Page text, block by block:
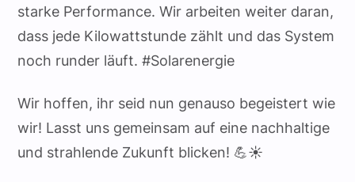
starke Performance. Wir arbeiten weiter daran,
dass jede Kilowattstunde zählt und das System
noch runder läuft. #Solarenergie
Wir hoffen, ihr seid nun genauso begeistert wie
wir! Lasst uns gemeinsam auf eine nachhaltige
und strahlende Zukunft blicken! 💪☀️